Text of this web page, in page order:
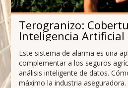
Terogranizo:
Inteligencia Artificial
Este sistema de alarma es una
complementar a los seguros
análisis inteligente de datos.
máximo la industria aseguradora.